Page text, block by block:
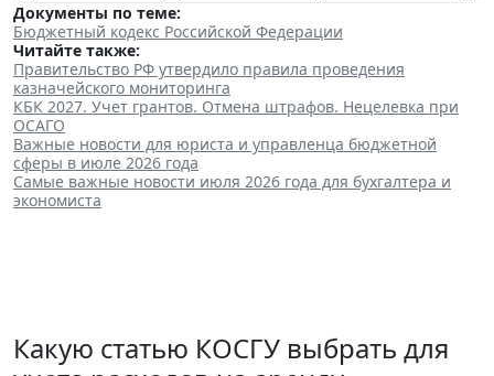
Документы по теме:
Бюджетный кодекс Российской Федерации
Читайте также:
Правительство РФ утвердило правила проведения
казначейского мониторинга
КБК 2027. Учет грантов. Отмена штрафов. Нецелевка при
ОСАГО
Важные новости для юриста и управленца бюджетной
сферы в июле 2026 года
Самые важные новости июля 2026 года для бухгалтера и
экономиста
Какую статью КОСГУ выбрать для